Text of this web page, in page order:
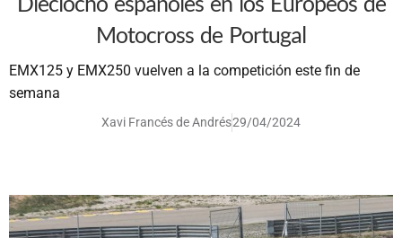
Motocross de Portugal
EMX125 y EMX250 vuelven a la competición este fin de
semana
Xavi Francés de Andrés29/04/2024